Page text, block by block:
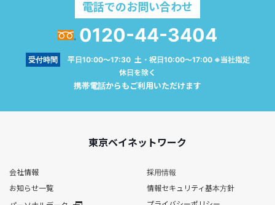
電話でのお問い合わせ
0120-44-3404
受付時間
平日10:00～17:30 土・祝日10:00～17:00 ※当社指定
休日を除く
携帯電話からもご利用いただけます
東京ベイネットワーク
会社情報
採用情報
お知らせ一覧
情報セキュリティ基本方針